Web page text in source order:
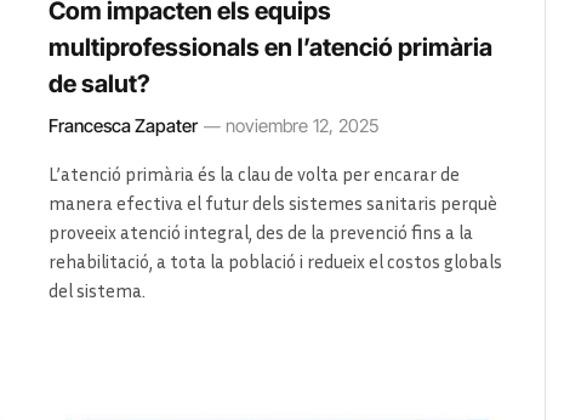
Com impacten els equips
multiprofessionals en l’atenció primària
de salut?
Francesca Zapater noviembre 12, 2025
L’atenció primària és la clau de volta per encarar de
manera efectiva el futur dels sistemes sanitaris perquè
proveeix atenció integral, des de la prevenció fins a la
rehabilitació, a tota la població i redueix el costos globals
del sistema.